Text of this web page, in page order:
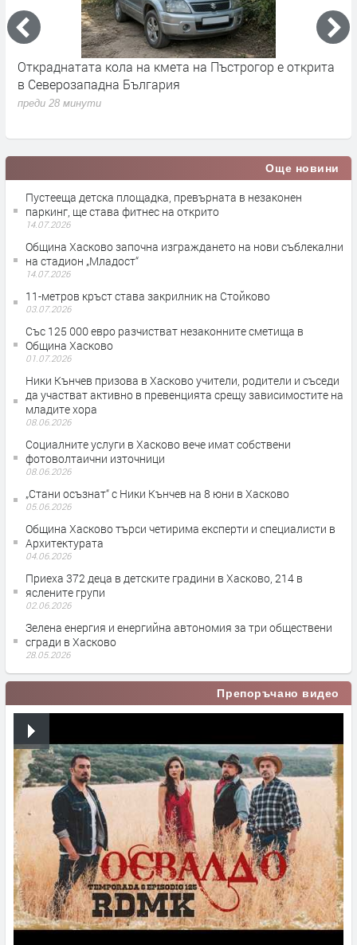
Откраднатата кола на кмета на Пъстрогор е открита
в Северозападна България
преди 28 минути
Още новини
Пустееща детска площадка, превърната в незаконен
паркинг, ще става фитнес на открито
14.07.2026
Община Хасково започна изграждането на нови съблекални
на стадион „Младост“
14.07.2026
11-метров кръст става закрилник на Стойково
03.07.2026
Със 125 000 евро разчистват незаконните сметища в
Община Хасково
01.07.2026
Ники Кънчев призова в Хасково учители, родители и съседи
да участват активно в превенцията срещу зависимостите на
младите хора
08.06.2026
Социалните услуги в Хасково вече имат собствени
фотоволтаични източници
08.06.2026
„Стани осъзнат“ с Ники Кънчев на 8 юни в Хасково
05.06.2026
Община Хасково търси четирима експерти и специалисти в
Архитектурата
04.06.2026
Приеха 372 деца в детските градини в Хасково, 214 в
яслените групи
02.06.2026
Зелена енергия и енергийна автономия за три обществени
сгради в Хасково
28.05.2026
Препоръчано видео